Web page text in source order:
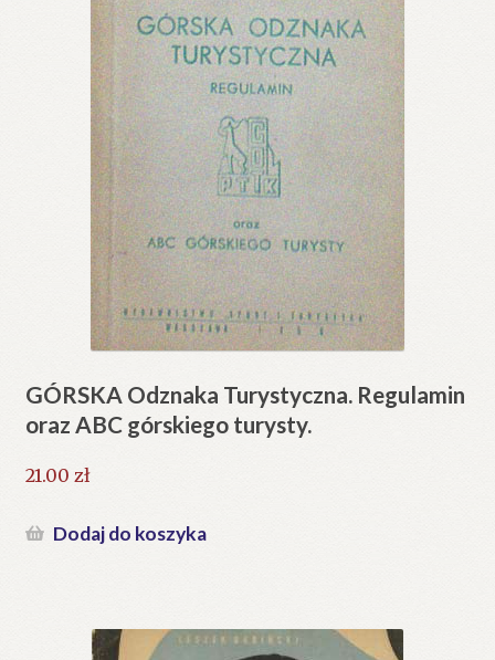
GÓRSKA Odznaka Turystyczna. Regulamin
oraz ABC górskiego turysty.
21.00 zł
Dodaj do koszyka